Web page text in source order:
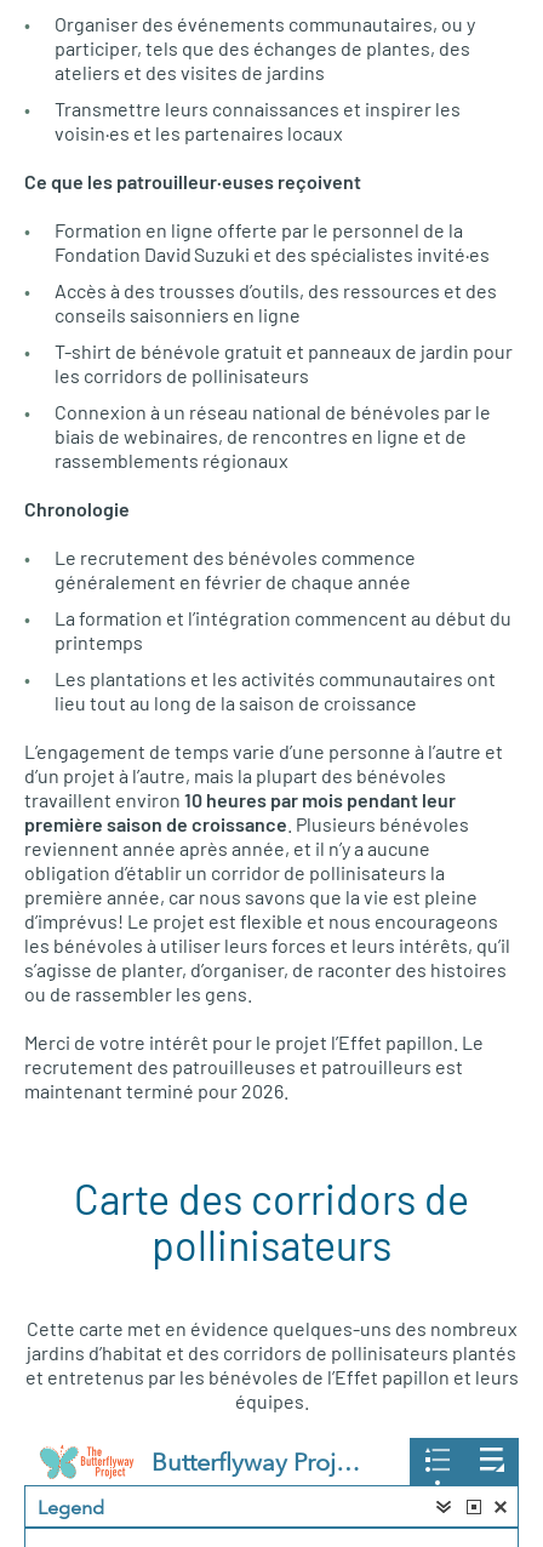
Organiser des événements communautaires, ou y
participer, tels que des échanges de plantes, des
ateliers et des visites de jardins
Transmettre leurs connaissances et inspirer les
voisin·es et les partenaires locaux
Ce que les patrouilleur·euses reçoivent
Formation en ligne offerte par le personnel de la
Fondation David Suzuki et des spécialistes invité·es
Accès à des trousses d’outils, des ressources et des
conseils saisonniers en ligne
T-shirt de bénévole gratuit et panneaux de jardin pour
les corridors de pollinisateurs
Connexion à un réseau national de bénévoles par le
biais de webinaires, de rencontres en ligne et de
rassemblements régionaux
Chronologie
Le recrutement des bénévoles commence
généralement en février de chaque année
La formation et l’intégration commencent au début du
printemps
Les plantations et les activités communautaires ont
lieu tout au long de la saison de croissance
L’engagement de temps varie d’une personne à l’autre et
d’un projet à l’autre, mais la plupart des bénévoles
travaillent environ 10 heures par mois pendant leur
première saison de croissance . Plusieurs bénévoles
reviennent année après année, et il n’y a aucune
obligation d’établir un corridor de pollinisateurs la
première année, car nous savons que la vie est pleine
d’imprévus! Le projet est flexible et nous encourageons
les bénévoles à utiliser leurs forces et leurs intérêts, qu’il
s’agisse de planter, d’organiser, de raconter des histoires
ou de rassembler les gens.
Merci de votre intérêt pour le projet l’Effet papillon. Le
recrutement des patrouilleuses et patrouilleurs est
maintenant terminé pour 2026.
Carte des corridors de
pollinisateurs
Cette carte met en évidence quelques-uns des nombreux
jardins d’habitat et des corridors de pollinisateurs plantés
et entretenus par les bénévoles de l’Effet papillon et leurs
équipes.